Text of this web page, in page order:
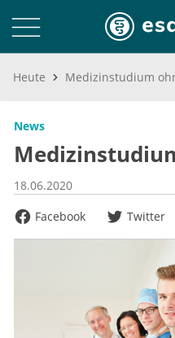
Heute Medizinstudium
News
18.06.2020
Facebook
Twitter